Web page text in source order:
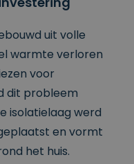
uit volle
warmte verloren
voor
dit probleem
isolatielaag werd
en vormt
het huis.